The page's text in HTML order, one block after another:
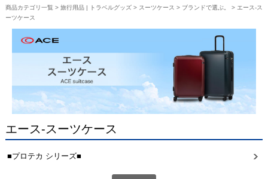
商品カテゴリ一覧 > 旅行用品 | トラベルグッズ> スーツケース > ブランドで選ぶ。
> エース-ス
ーツケース
エース-スーツケース
■プロテカ シリーズ■